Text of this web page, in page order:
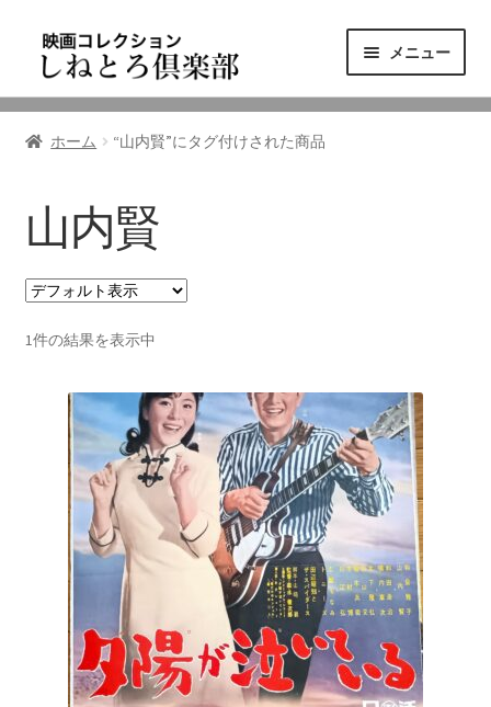
ゲ
シ
キ
プ
テ
ツ
プ
メニュー
ニュース
東三河の映画館
しねとろ倶楽部について
リンクの旅
ホーム “山内賢”にタグ付けされた商品
山内賢
1件の結果を表示中